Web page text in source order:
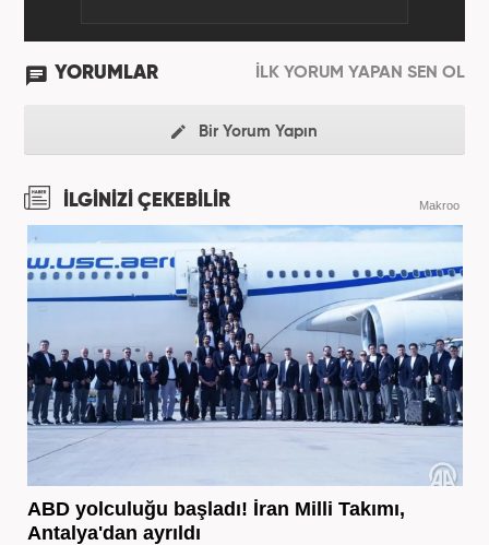
YORUMLAR İLK YORUM YAPAN SEN OL
Bir Yorum Yapın
İLGİNİZİ ÇEKEBİLİR Makroo
ABD yolculuğu başladı! İran Milli Takımı,
Antalya'dan ayrıldı